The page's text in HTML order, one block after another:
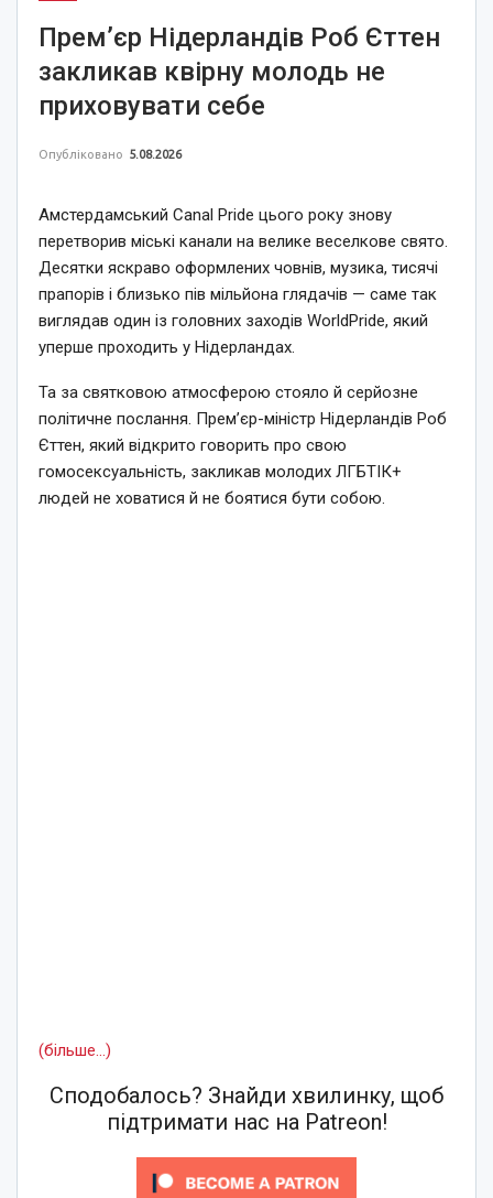
Прем’єр Нідерландів Роб Єттен
закликав квірну молодь не
приховувати себе
Опубліковано 5.08.2026
Амстердамський Canal Pride цього року знову
перетворив міські канали на велике веселкове свято.
Десятки яскраво оформлених човнів, музика, тисячі
прапорів і близько пів мільйона глядачів — саме так
виглядав один із головних заходів WorldPride, який
уперше проходить у Нідерландах.
Та за святковою атмосферою стояло й серйозне
політичне послання. Прем’єр-міністр Нідерландів Роб
Єттен, який відкрито говорить про свою
гомосексуальність, закликав молодих ЛГБТІК+
людей не ховатися й не боятися бути собою.
(більше…)
Сподобалось? Знайди хвилинку, щоб
підтримати нас на Patreon!